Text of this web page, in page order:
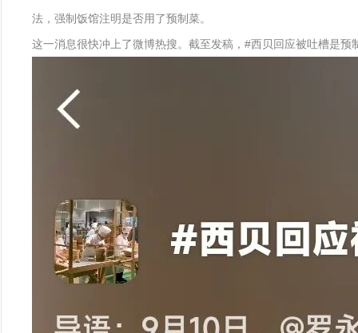
法，强制饭馆注明是否用了预制菜。
这一消息很快冲上了微博热搜。截至发稿，#西贝回应被吐槽是